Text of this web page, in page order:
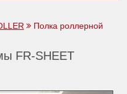
Полка роллерной
FR-SHEET